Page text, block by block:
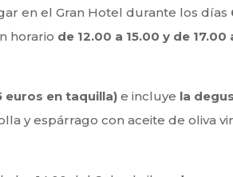
en el Gran Hotel durante los días
horario de 12.00 a 15.00 y de 17.00
euros en taquilla) e incluye la
y espárrago con aceite de oliva